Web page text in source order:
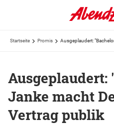
Startseite Promis
Ausgeplaudert:
Janke macht
Vertrag publik